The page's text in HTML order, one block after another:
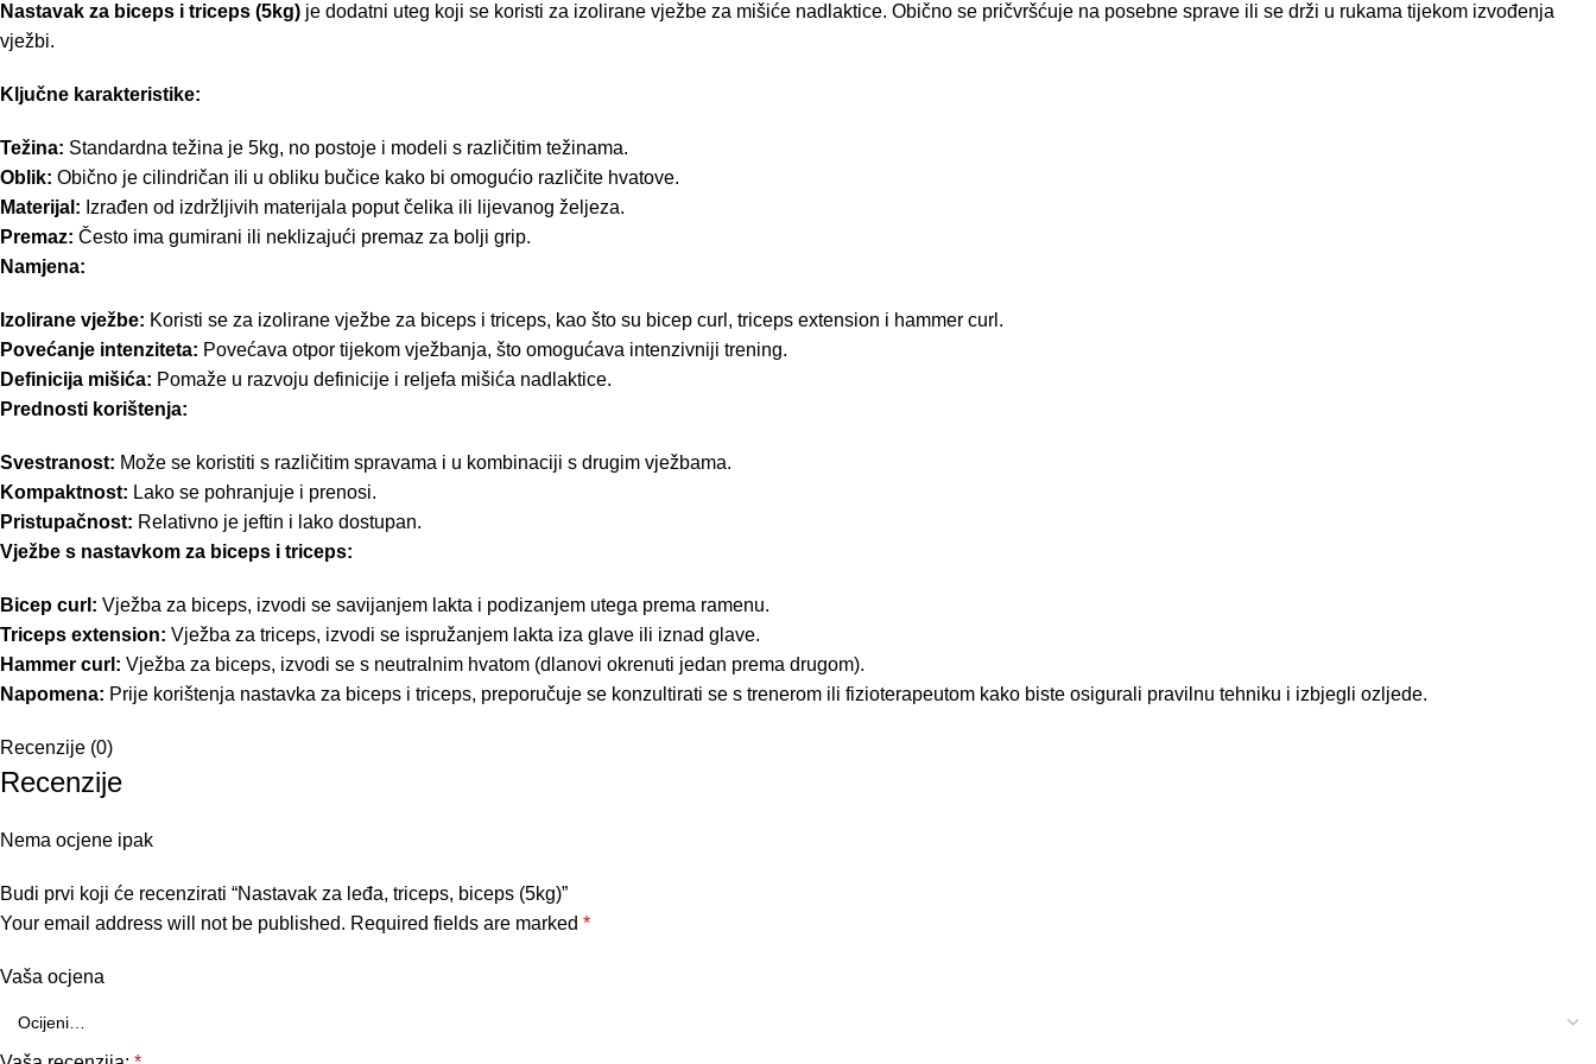
Nastavak za biceps i triceps (5kg) je dodatni uteg koji se koristi za izolirane vježbe za mišiće nadlaktice. Obično se pričvršćuje na posebne sprave ili se drži u rukama tijekom izvođenja
vježbi.
Ključne karakteristike:
Težina: Standardna težina je 5kg, no postoje i modeli s različitim težinama.
Oblik: Obično je cilindričan ili u obliku bučice kako bi omogućio različite hvatove.
Materijal: Izrađen od izdržljivih materijala poput čelika ili lijevanog željeza.
Premaz: Često ima gumirani ili neklizajući premaz za bolji grip.
Namjena:
Izolirane vježbe: Koristi se za izolirane vježbe za biceps i triceps, kao što su bicep curl, triceps extension i hammer curl.
Povećanje intenziteta: Povećava otpor tijekom vježbanja, što omogućava intenzivniji trening.
Definicija mišića: Pomaže u razvoju definicije i reljefa mišića nadlaktice.
Prednosti korištenja:
Svestranost: Može se koristiti s različitim spravama i u kombinaciji s drugim vježbama.
Kompaktnost: Lako se pohranjuje i prenosi.
Pristupačnost: Relativno je jeftin i lako dostupan.
Vježbe s nastavkom za biceps i triceps:
Bicep curl: Vježba za biceps, izvodi se savijanjem lakta i podizanjem utega prema ramenu.
Triceps extension: Vježba za triceps, izvodi se ispružanjem lakta iza glave ili iznad glave.
Hammer curl: Vježba za biceps, izvodi se s neutralnim hvatom (dlanovi okrenuti jedan prema drugom).
Napomena: Prije korištenja nastavka za biceps i triceps, preporučuje se konzultirati se s trenerom ili fizioterapeutom kako biste osigurali pravilnu tehniku i izbjegli ozljede.
Recenzije (0)
Recenzije
Nema ocjene ipak
Budi prvi koji će recenzirati “Nastavak za leđa, triceps, biceps (5kg)”
Your email address will not be published. Required fields are marked *
Vaša ocjena